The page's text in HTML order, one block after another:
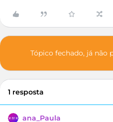
Tópico fechado, já não
1 resposta
ana_Paula